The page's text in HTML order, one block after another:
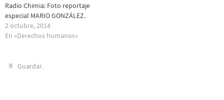
Radio Chimia: Foto reportaje
especial MARIO GONZÁLEZ.
2 octubre, 2014
En «Derechos humanos»
Guardar.